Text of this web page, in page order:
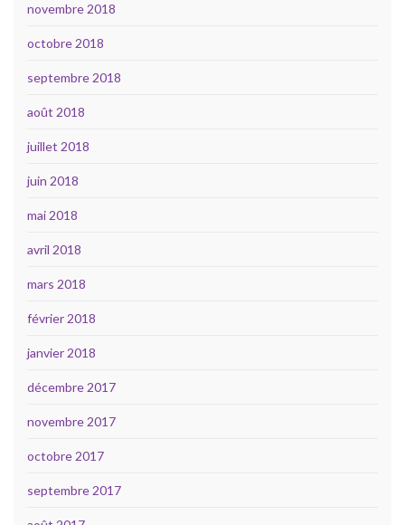
novembre 2018
octobre 2018
septembre 2018
août 2018
juillet 2018
juin 2018
mai 2018
avril 2018
mars 2018
février 2018
janvier 2018
décembre 2017
novembre 2017
octobre 2017
septembre 2017